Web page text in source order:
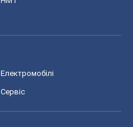
Електромобілі
Сервіс